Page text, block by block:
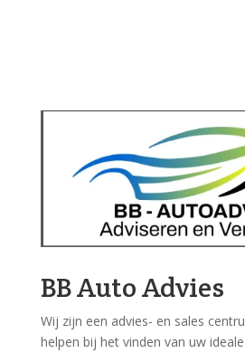
BB Auto Advies
Wij zijn een advies- en sales
helpen bij het vinden van uw